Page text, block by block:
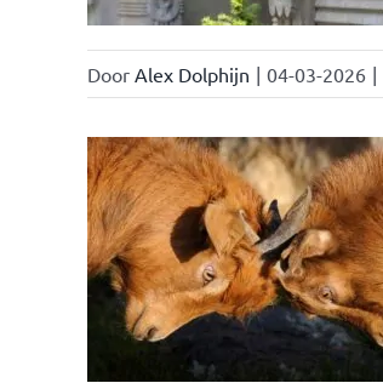
Door Alex Dolphijn | 04-03-2026 |